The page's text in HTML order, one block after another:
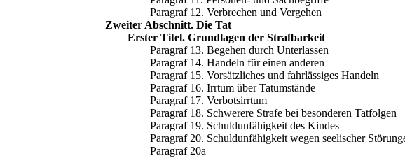
Paragraf 12. Verbrechen und Vergehen
Zweiter Abschnitt. Die Tat
Erster Titel. Grundlagen der Strafbarkeit
Paragraf 13. Begehen durch Unterlassen
Paragraf 14. Handeln für einen anderen
Paragraf 15. Vorsätzliches und fahrlässiges Handeln
Paragraf 16. Irrtum über Tatumstände
Paragraf 17. Verbotsirrtum
Paragraf 18. Schwerere Strafe bei besonderen Tatfolgen
Paragraf 19. Schuldunfähigkeit des Kindes
Paragraf 20. Schuldunfähigkeit wegen seelischer
Paragraf 20a